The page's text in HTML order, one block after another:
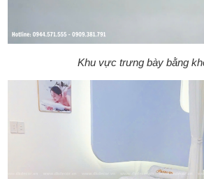
Khu vực trưng bày bằng